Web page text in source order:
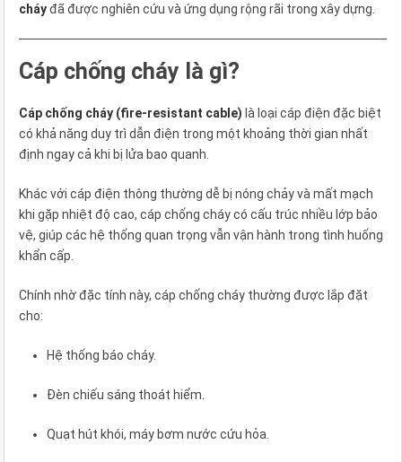
cháyđã được nghiên cứu và ứng dụng rộng rãi trong xây dựng.
Cáp chống cháy là gì?
Cáp chống cháy (fire-resistant cable) là loại cáp điện đặc biệt
có khả năng duy trì dẫn điện trong một khoảng thời gian nhất
định ngay cả khi bị lửa bao quanh.
Khác với cáp điện thông thường dễ bị nóng chảy và mất mạch
khi gặp nhiệt độ cao, cáp chống cháy có cấu trúc nhiều lớp bảo
vệ, giúp các hệ thống quan trọng vẫn vận hành trong tình huống
khẩn cấp.
Chính nhờ đặc tính này, cáp chống cháy thường được lắp đặt
cho:
Hệ thống báo cháy.
Đèn chiếu sáng thoát hiểm.
Quạt hút khói, máy bơm nước cứu hỏa.